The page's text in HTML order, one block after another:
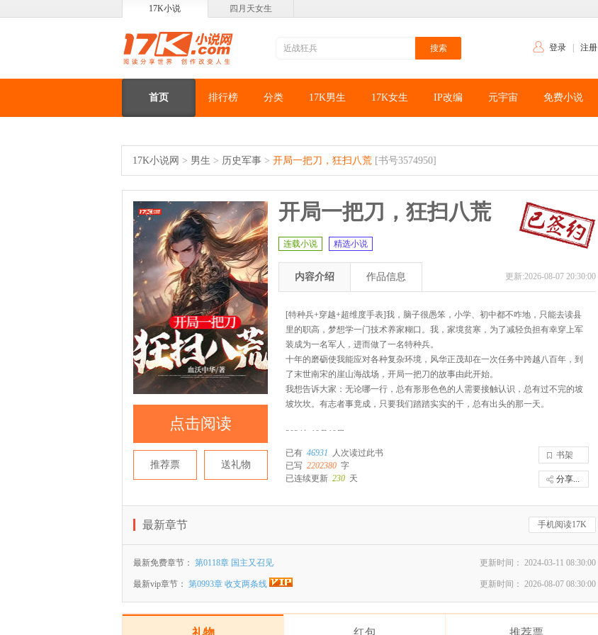
17K小说 四月天女生
登录 注册
首页 排行榜 分类 17K男生 17K女生 IP改编 元宇宙 免费小说
17K小说网 > 男生 > 历史军事 > 开局一把刀，狂扫八荒 [书号3574950]
点击阅读
推荐票 送礼物
开局一把刀，狂扫八荒
连载小说 精选小说
更新:2026-08-07 20:30:00
内容介绍 作品信息
[特种兵+穿越+超维度手表]我，脑子很愚笨，小学、初中都不咋地，只能去读县
里的职高，梦想学一门技术养家糊口。我，家境贫寒，为了减轻负担有幸穿上军
装成为一名军人，进而做了一名特种兵。
十年的磨砺使我能应对各种复杂环境，风华正茂却在一次任务中跨越八百年，到
了末世南宋的崖山海战场，开局一把刀的故事由此开始。
我想告诉大家：无论哪一行，总有形形色色的人需要接触认识，总有过不完的坡
坡坎坎。有志者事竟成，只要我们踏踏实实的干，总有出头的那一天。
2024年10月10日
书架
分享...
已有 46931
人次读过此书
已写 2202380 字
已连续更新 230 天
手机阅读17K
最新章节
更新时间： 2024-03-11 08:30:00
最新免费章节： 第0118章 国主又召见
更新时间： 2026-08-07 08:30:00
最新vip章节： 第0993章 收支两条线
礼物 红包 推荐票